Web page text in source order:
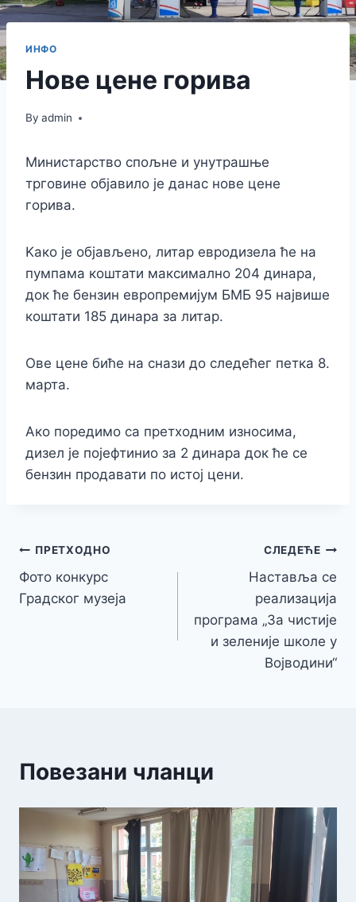
ИНФО
Нове цене горива
By admin
Министарство спољне и унутрашње
трговине објавило је данас нове цене
горива.
Kако је објављено, литар евродизела ће на
пумпама коштати максимално 204 динара,
док ће бензин европремијум БМБ 95 највише
коштати 185 динара за литар.
Ове цене биће на снази до следећег петка 8.
марта.
Ако поредимо са претходним износима,
дизел је појефтинио за 2 динара док ће се
бензин продавати по истој цени.
Кретање
чланка
ПРЕТХОДНО
Фото конкурс
Градског музеја
СЛЕДЕЋЕ
Наставља се
реализација
програма „За чистије
и зеленије школе у
Војводини“
Повезани чланци